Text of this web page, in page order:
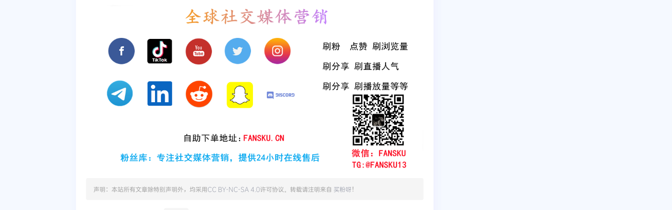
声明：本站所有文章除特别声明外，均采用CC BY-NC-SA 4.0许可协议。转载请注明来自 买粉呀！